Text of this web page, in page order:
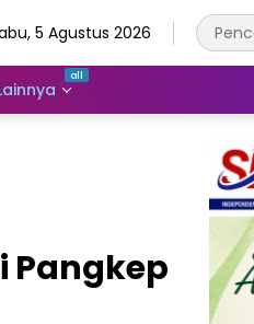
5 Agustus 2026
Pangkep